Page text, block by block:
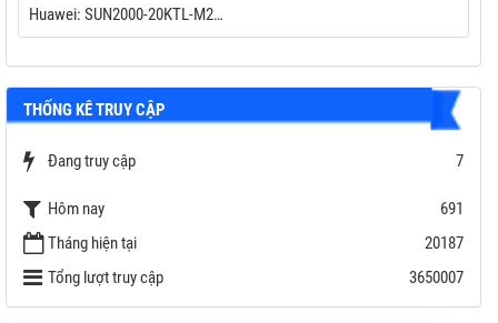
Huawei: SUN2000-20KTL-M2
Công suất: 20 kW
MPPT/ Strings: 2/4
Hiệu suất: 98.65%
Kết nối wifi cục bộ
Chống sét lan truyền DC và AC Type II
THỐNG KÊ TRUY CẬP
Đang truy cập 7
Hôm nay
691
Tháng hiện tại
20187
Tổng lượt truy cập
3650007